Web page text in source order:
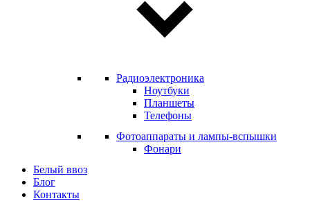
Радиоэлектроника
Ноутбуки
Планшеты
Телефоны
Фотоаппараты и лампы-вспышки
Фонари
Белый ввоз
Блог
Контакты